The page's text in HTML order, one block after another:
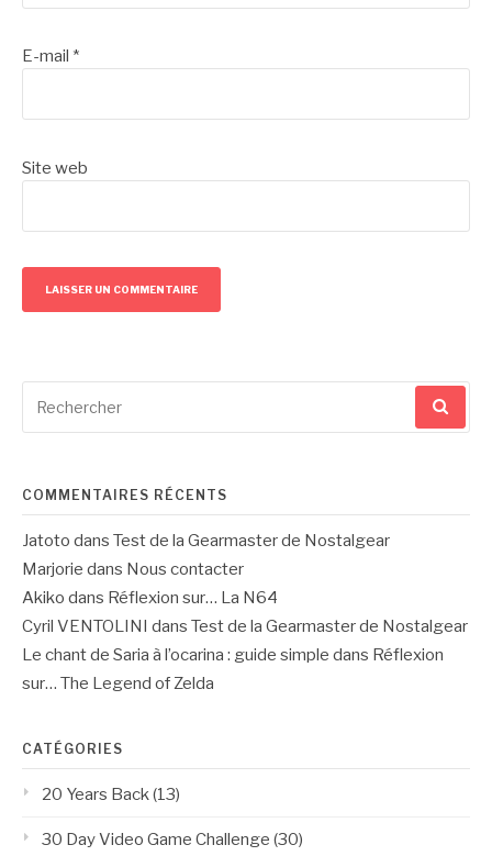
E-mail *
Site web
pour
COMMENTAIRES RÉCENTS
Jatoto dans Test de la Gearmaster de Nostalgear
Marjorie dans Nous contacter
Akiko dans Réflexion sur… La N64
Cyril VENTOLINI dans Test de la Gearmaster de Nostalgear
Le chant de Saria à l’ocarina : guide simple dans Réflexion
sur… The Legend of Zelda
CATÉGORIES
20 Years Back(13)
30 Day Video Game Challenge (30)